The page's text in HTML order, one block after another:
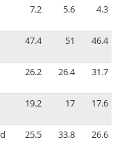
7.2 5.6 4.3
47.4 51 46.4
26.2 26.4 31.7
19.2 17 17.6
25.5 33.8 26.6